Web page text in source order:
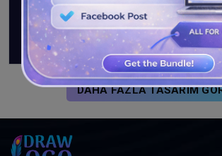
DAHA FAZLA TASARIM